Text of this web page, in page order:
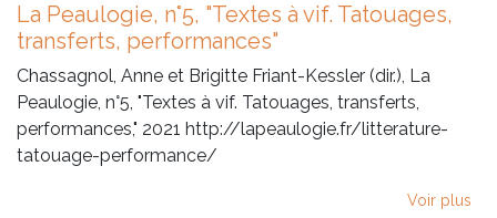
La Peaulogie, n°5, "Textes à vif. Tatouages,
transferts, performances"
Chassagnol, Anne et Brigitte Friant-Kessler (dir.), La
Peaulogie, n°5, "Textes à vif. Tatouages, transferts,
performances," 2021 http://lapeaulogie.fr/litterature-
tatouage-performance/
Voir plus